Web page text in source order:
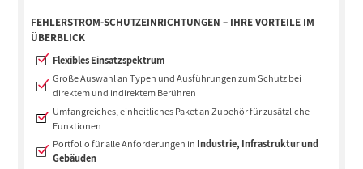
FEHLERSTROM-SCHUTZEINRICHTUNGEN – IHRE VORTEILE IM
ÜBERBLICK
Flexibles Einsatzspektrum
Große Auswahl an Typen und Ausführungen zum Schutz bei
direktem und indirektem Berühren
Umfangreiches, einheitliches Paket an Zubehör für zusätzliche
Funktionen
Portfolio für alle Anforderungen in Industrie, Infrastruktur und
Gebäuden